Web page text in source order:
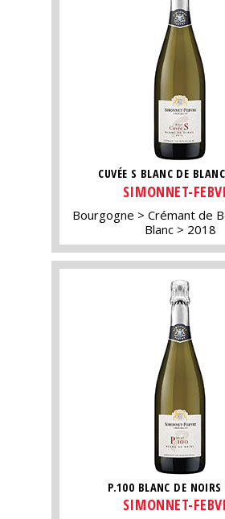
CUVÉE S BLANC DE
SIMONNET-
Bourgogne
Crémant de
Blanc
2018
P.100 BLANC DE NOIRS
SIMONNET-